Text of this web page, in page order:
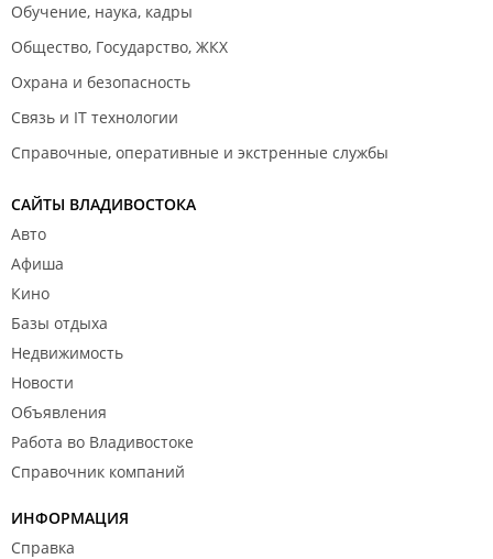
Обучение, наука, кадры
Общество, Государство, ЖКХ
Охрана и безопасность
Связь и IT технологии
Справочные, оперативные и экстренные службы
САЙТЫ ВЛАДИВОСТОКА
Авто
Афиша
Кино
Базы отдыха
Недвижимость
Новости
Объявления
Работа во Владивостоке
Справочник компаний
ИНФОРМАЦИЯ
Справка